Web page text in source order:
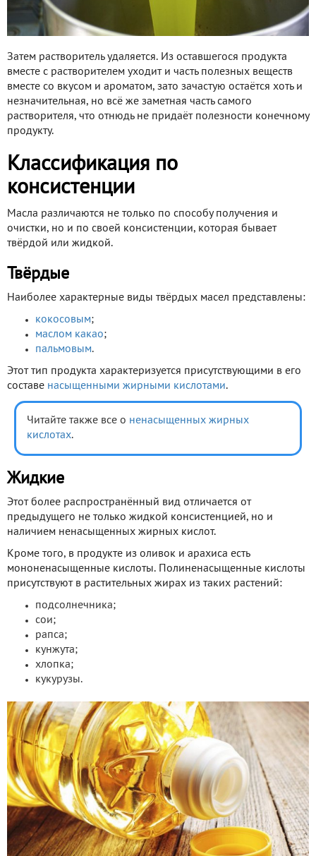
Затем растворитель удаляется. Из оставшегося продукта
вместе с растворителем уходит и часть полезных веществ
вместе со вкусом и ароматом, зато зачастую остаётся хоть и
незначительная, но всё же заметная часть самого
растворителя, что отнюдь не придаёт полезности конечному
продукту.
Классификация по
консистенции
Масла различаются не только по способу получения и
очистки, но и по своей консистенции, которая бывает
твёрдой или жидкой.
Твёрдые
Наиболее характерные виды твёрдых масел представлены:
кокосовым;
маслом какао;
пальмовым.
Этот тип продукта характеризуется присутствующими в его
составе насыщенными жирными кислотами.
Читайте также все о ненасыщенных жирных
кислотах.
Жидкие
Этот более распространённый вид отличается от
предыдущего не только жидкой консистенцией, но и
наличием ненасыщенных жирных кислот.
Кроме того, в продукте из оливок и арахиса есть
мононенасыщенные кислоты. Полиненасыщенные кислоты
присутствуют в растительных жирах из таких растений:
подсолнечника;
сои;
рапса;
кунжута;
хлопка;
кукурузы.